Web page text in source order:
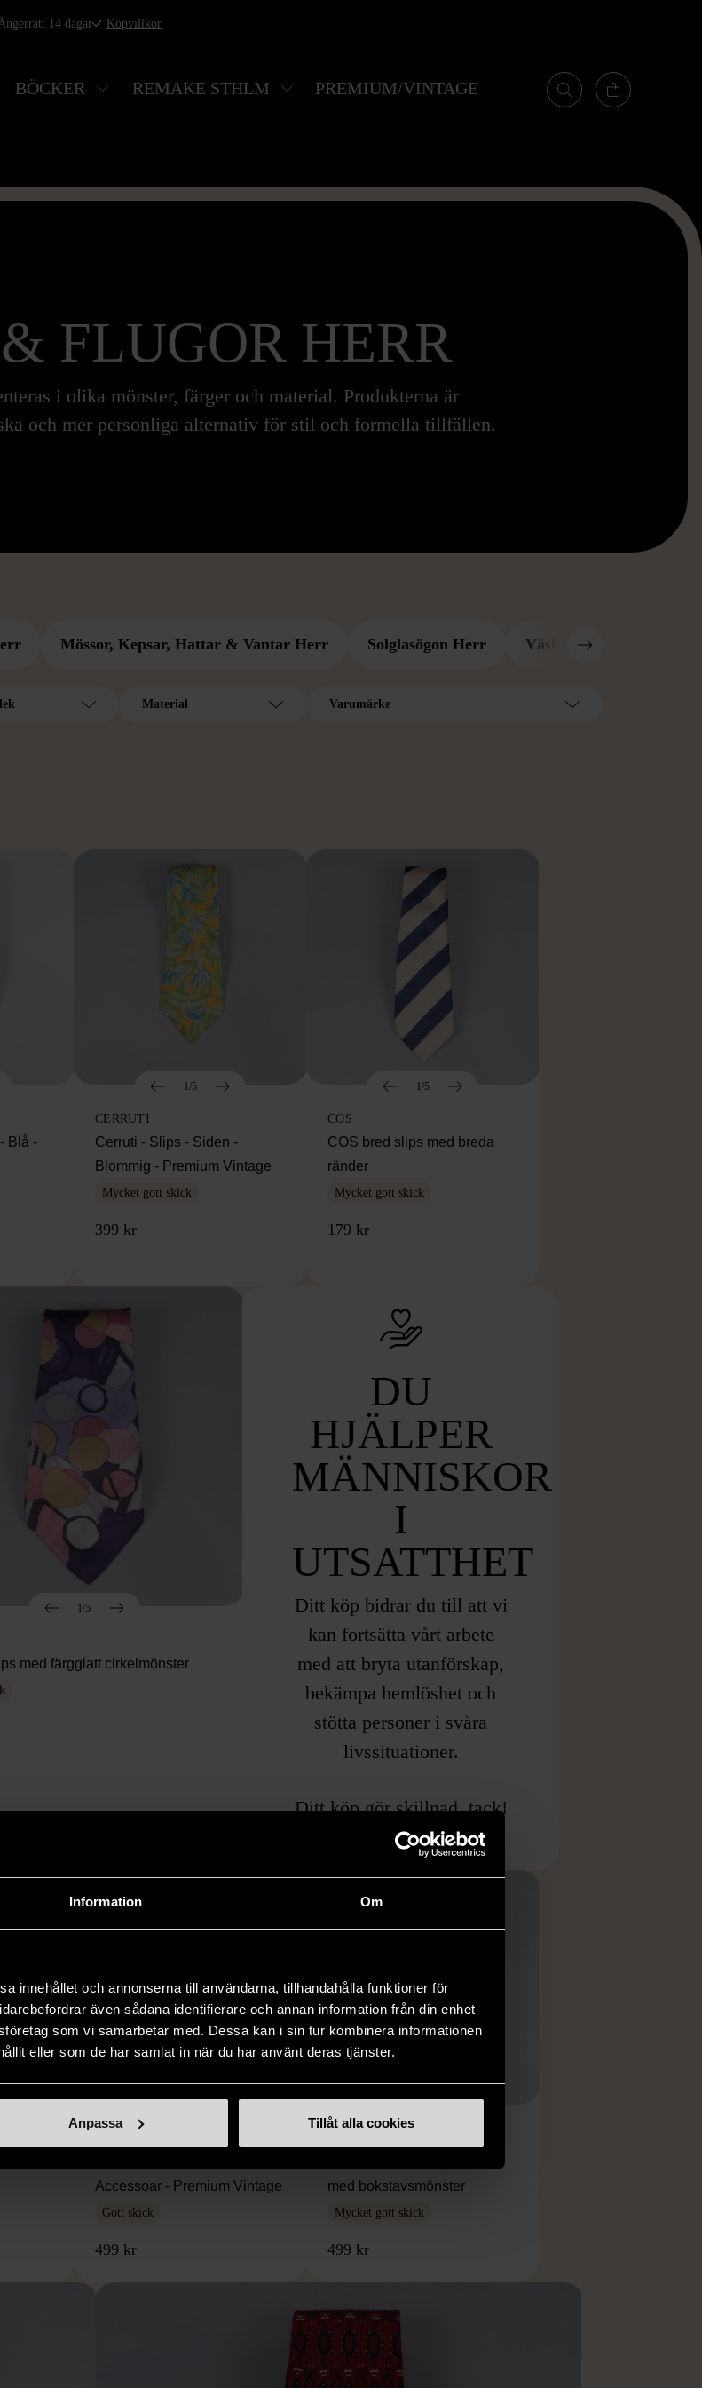
Information Om
innehållet och annonserna till användarna, tillhandahålla funktioner för
även sådana identifierare och annan information från din enhet
som vi samarbetar med. Dessa kan i sin tur kombinera informationen
eller som de har samlat in när du har använt deras tjänster.
Anpassa Tillåt alla cookies
14 dagar Köpvillkor
BÖCKER REMAKE STHLM PREMIUM/VINTAGE
FLUGOR HERR
i olika mönster, färger och material. Produkterna är
och mer personliga alternativ för stil och formella tillfällen.
Mössor, Kepsar, Hattar & Vantar Herr Solglasögon Herr Väskor Herr
Material Varumärke
Blå -
1/5
CERRUTI
Cerruti - Slips - Siden -
Blommig - Premium Vintage
Mycket gott skick
399 kr
1/5
COS
COS bred slips med breda
ränder
Mycket gott skick
179 kr
1/5
med färgglatt cirkelmönster
DU
HJÄLPER
MÄNNISKOR
I
UTSATTHET
Ditt köp bidrar du till att vi
kan fortsätta vårt arbete
med att bryta utanförskap,
bekämpa hemlöshet och
stötta personer i svåra
livssituationer.
Ditt köp gör skillnad, tack!
Accessoar - Premium Vintage
Gott skick
499 kr
med bokstavsmönster
Mycket gott skick
499 kr